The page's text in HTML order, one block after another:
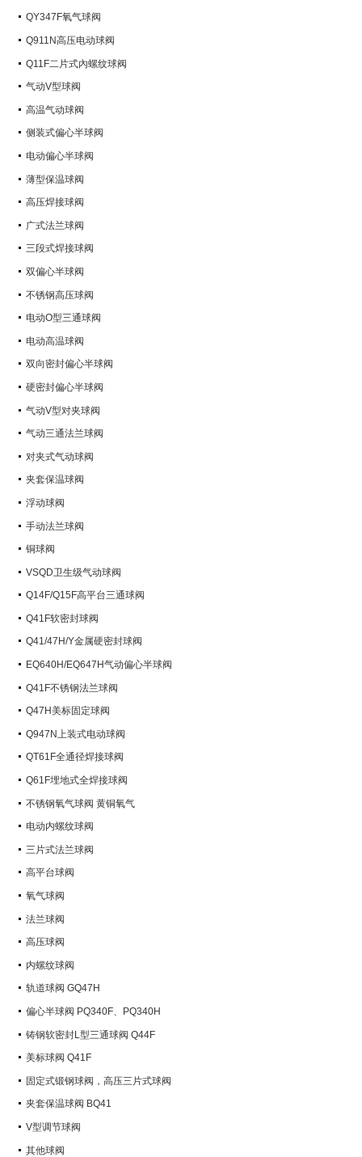
QY347F氧气球阀
Q911N高压电动球阀
Q11F二片式內螺纹球阀
气动V型球阀
高温气动球阀
侧装式偏心半球阀
电动偏心半球阀
薄型保温球阀
高压焊接球阀
广式法兰球阀
三段式焊接球阀
双偏心半球阀
不锈钢高压球阀
电动O型三通球阀
电动高温球阀
双向密封偏心半球阀
硬密封偏心半球阀
气动V型对夹球阀
气动三通法兰球阀
对夹式气动球阀
夹套保温球阀
浮动球阀
手动法兰球阀
铜球阀
VSQD卫生级气动球阀
Q14F/Q15F高平台三通球阀
Q41F软密封球阀
Q41/47H/Y金属硬密封球阀
EQ640H/EQ647H气动偏心半球阀
Q41F不锈钢法兰球阀
Q47H美标固定球阀
Q947N上装式电动球阀
QT61F全通径焊接球阀
Q61F埋地式全焊接球阀
不锈钢氧气球阀 黄铜氧气
电动内螺纹球阀
三片式法兰球阀
高平台球阀
氧气球阀
法兰球阀
高压球阀
内螺纹球阀
轨道球阀 GQ47H
偏心半球阀 PQ340F、PQ340H
铸钢软密封L型三通球阀 Q44F
美标球阀 Q41F
固定式锻钢球阀，高压三片式球阀
Q347Y,Q347F
夹套保温球阀 BQ41
V型调节球阀
其他球阀